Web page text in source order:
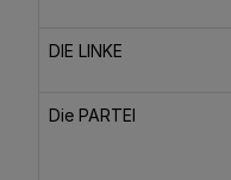
DIE LINKE
Die PARTEI